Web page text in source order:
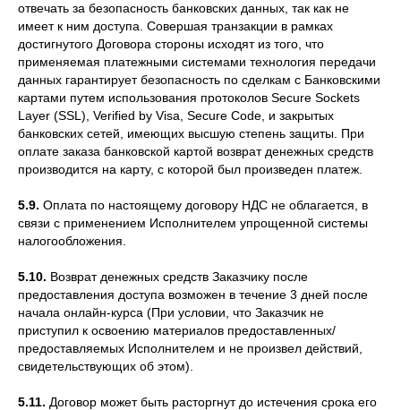
отвечать за безопасность банковских данных, так как не
имеет к ним доступа. Совершая транзакции в рамках
достигнутого Договора стороны исходят из того, что
применяемая платежными системами технология передачи
данных гарантирует безопасность по сделкам с Банковскими
картами путем использования протоколов Secure Sockets
Layer (SSL), Verified by Visa, Secure Code, и закрытых
банковских сетей, имеющих высшую степень защиты. При
оплате заказа банковской картой возврат денежных средств
производится на карту, с которой был произведен платеж.
5.9. Оплата по настоящему договору НДС не облагается, в
связи с применением Исполнителем упрощенной системы
налогообложения.
5.10. Возврат денежных средств Заказчику после
предоставления доступа возможен в течение 3 дней после
начала онлайн-курса (При условии, что Заказчик не
приступил к освоению материалов предоставленных/
предоставляемых Исполнителем и не произвел действий,
свидетельствующих об этом).
5.11. Договор может быть расторгнут до истечения срока его